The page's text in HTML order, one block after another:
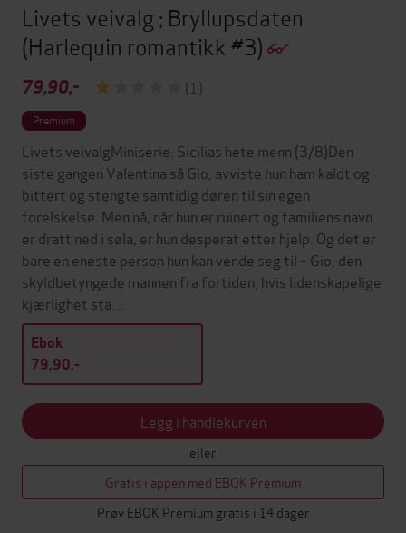
Livets veivalg ; Bryllupsdaten
(Harlequin romantikk #3)
79,90,- (1)
Premium
Livets veivalgMiniserie: Sicilias hete menn (3/8)Den
siste gangen Valentina så Gio, avviste hun ham kaldt og
bittert og stengte samtidig døren til sin egen
forelskelse. Men nå, når hun er ruinert og familiens navn
er dratt ned i søla, er hun desperat etter hjelp. Og det er
bare en eneste person hun kan vende seg til – Gio, den
skyldbetyngede mannen fra fortiden, hvis lidenskapelige
kjærlighet sta…
Ebok
79,90,-
Legg i handlekurven
eller
Gratis i appen med EBOK Premium
Prøv EBOK Premium gratis i 14 dager